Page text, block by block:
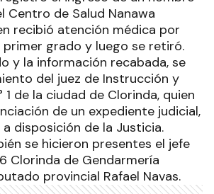
Centro de Salud Nanawa
recibió atención médica por
primer grado y luego se retiró.
y la información recabada, se
del juez de Instrucción y
1 de la ciudad de Clorinda, quien
de un expediente judicial,
disposición de la Justicia.
se hicieron presentes el jefe
Clorinda de Gendarmería
provincial Rafael Navas.